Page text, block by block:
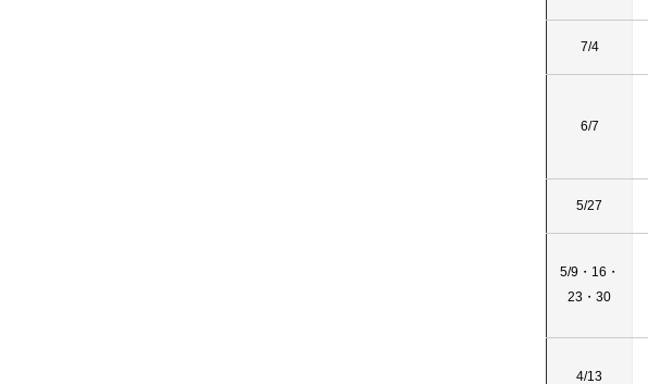
7/4
6/7
5/27
5/9・16・
23・30
4/13